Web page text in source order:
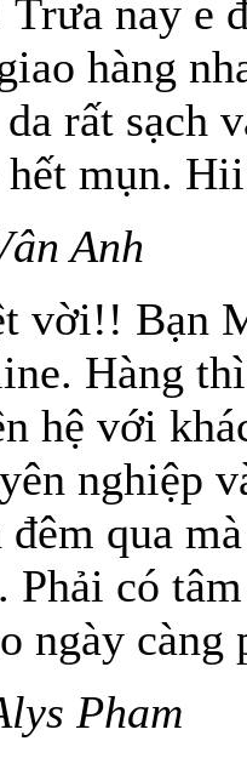
nay e
hàng
rất sạch
hết mụn.
Anh
vời!! Bạn
Hàng
hệ với
nghiệp
qua
Phải có
ngày
Pham